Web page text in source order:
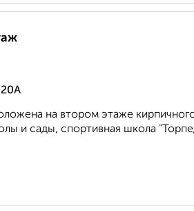
на втором этаже
и сады, спортивная школа